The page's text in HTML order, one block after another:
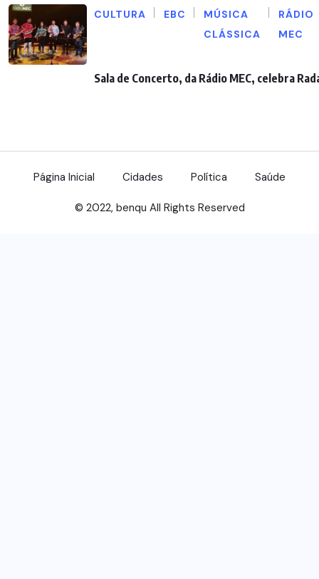
CULTURA EBC
MÚSICA
CLÁSSICA
RÁDIO
MEC
Sala de Concerto, da Rádio MEC, celebra
Página Inicial Cidades Política Saúde
© 2022, benqu All Rights Reserved